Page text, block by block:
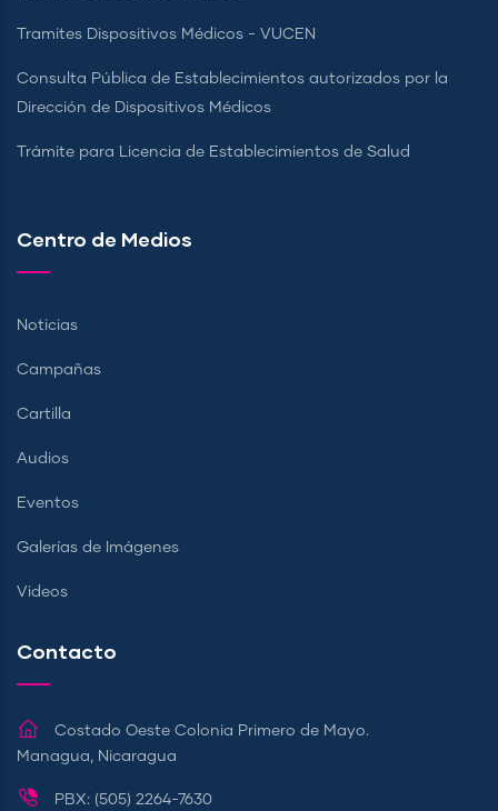
Tramites Dispositivos Médicos - VUCEN
Consulta Pública de Establecimientos autorizados por la
Dirección de Dispositivos Médicos
Trámite para Licencia de Establecimientos de Salud
Centro de Medios
Noticias
Campañas
Cartilla
Audios
Eventos
Galerías de Imágenes
Videos
Contacto
Costado Oeste Colonia Primero de Mayo.
Managua, Nicaragua
PBX: (505) 2264-7630